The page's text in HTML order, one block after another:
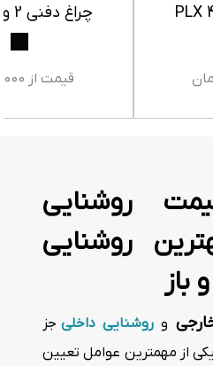
چراغ دفنی 2 وات PLX 4003
قیمت از 1,490,000 تومان
روشنایی
روشنایی
و روشنایی داخلی جز
از مهمترین عوامل تعیین